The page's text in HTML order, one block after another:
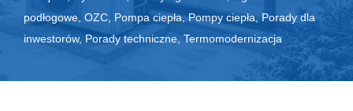
podłogowe OZC Pompa ciepła,Pompy ciepła,Porady dla
inwestorów, Porady techniczne, Termomodernizacja